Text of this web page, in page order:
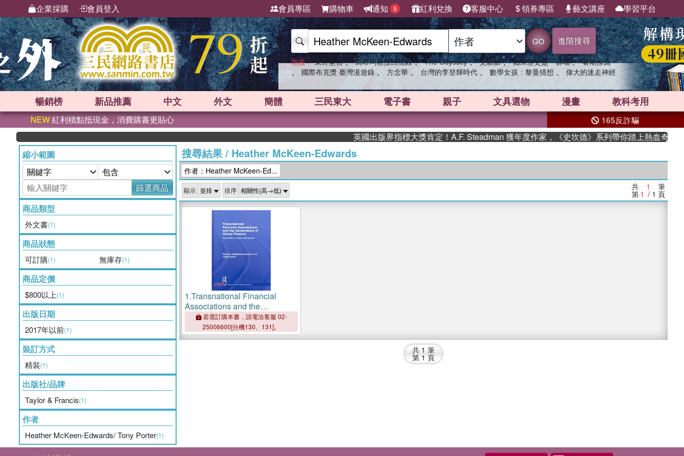
企業採購 會員登入 會員專區 購物車 通知 5 紅利兌換 客服中心 領券專區 藝文講座 學習平台
GO 進階搜尋
熱搜： 東野圭吾 、 高希均教授回憶錄 、 The Odyssey 、 父親節 、 如果歷史是一群喵 、 暑期推薦
、 國際布克獎 臺灣漫遊錄 、 方念華 、 台灣的李登輝時代 、 數學女孩：黎曼猜想 、 偉大的迷走神經
暢銷榜 新品推薦 中文 外文 簡體 三民東大 電子書 親子 文具選物 漫畫 教科考用
NEW紅利積點抵現金，消費購書更貼心 165反詐騙
英國出版界指標大獎肯定！A.F. Steadman 獲年度作家，《史坎德》系列帶你踏上熱血奇幻旅程
縮小範圍
篩選商品
商品類型
外文書(1)
商品狀態
可訂購(1) 無庫存(1)
商品定價
$800以上(1)
出版日期
2017年以前(1)
裝訂方式
精裝(1)
出版社/品牌
Taylor & Francis(1)
作者
Heather McKeen-Edwards/ Tony Porter(1)
搜尋結果/ Heather McKeen-Edwards
作者：Heather McKeen-Ed...
顯示 排序 共 1 筆
第 1 / 1 頁
1.Transnational Financial
Associations and the
Governance of Global Finance
—Assembling Wealth and
Power
若需訂購本書，請電洽客服 02-
25006600[分機130、131]。
共 1 筆
第 1 頁